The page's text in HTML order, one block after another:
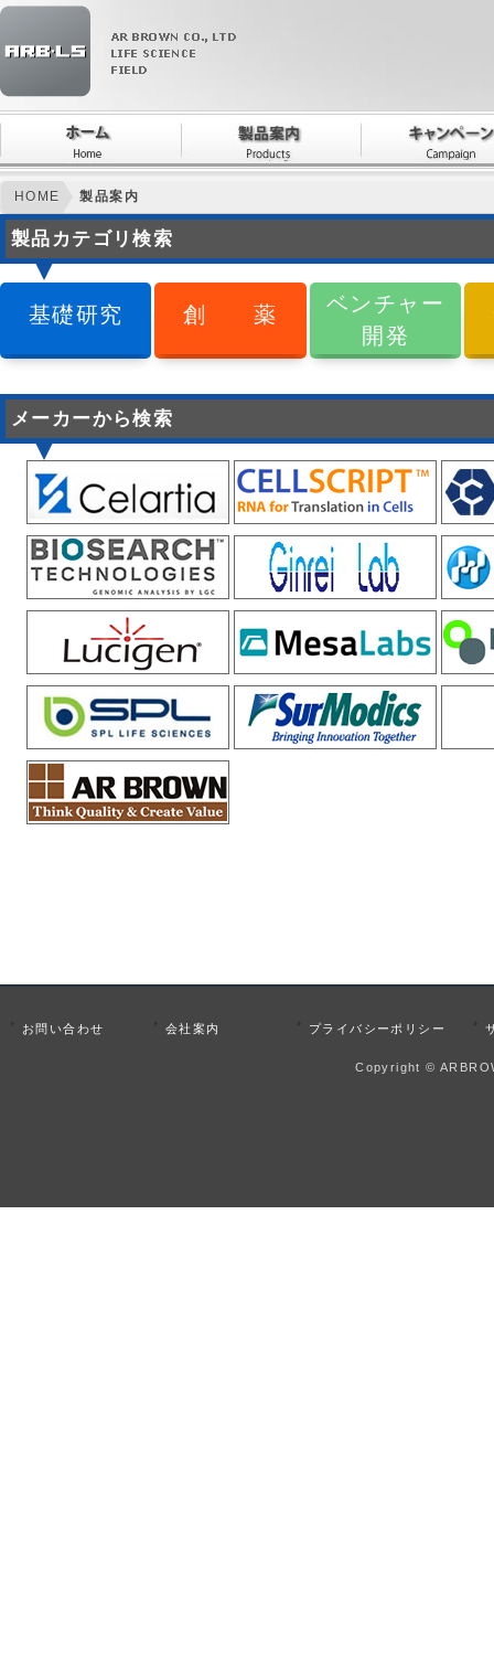
HOME 製品案内
製品カテゴリ検索
基礎研究 創 薬
ベンチャー
開発
メーカーから検索
お問い合わせ 会社案内 プライバシーポリシー
Copyright ©